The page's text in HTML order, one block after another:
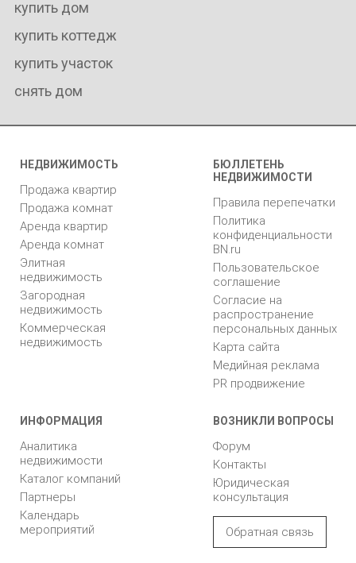
купить дом
купить коттедж
купить участок
снять дом
НЕДВИЖИМОСТЬ
Продажа квартир
Продажа комнат
Аренда квартир
Аренда комнат
Элитная
недвижимость
Загородная
недвижимость
Коммерческая
недвижимость
БЮЛЛЕТЕНЬ
НЕДВИЖИМОСТИ
Правила перепечатки
Политика
конфиденциальности
BN.ru
Пользовательское
соглашение
Согласие на
распространение
персональных данных
Карта сайта
Медийная реклама
PR продвижение
ИНФОРМАЦИЯ
Аналитика
недвижимости
Каталог компаний
Партнеры
Календарь
мероприятий
ВОЗНИКЛИ ВОПРОСЫ
Форум
Контакты
Юридическая
консультация
Обратная связь